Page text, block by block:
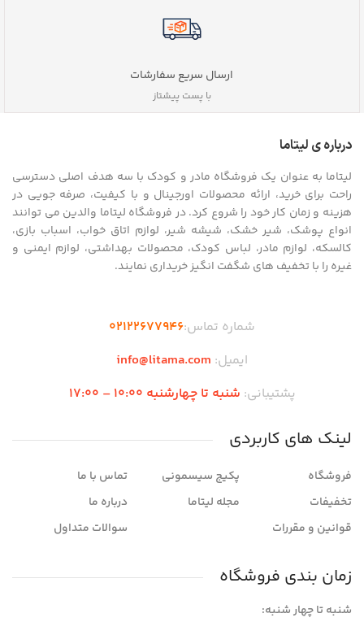
ارسال سریع سفارشات
با پست پیشتاز
درباره ی لیتاما
لیتاما به عنوان یک فروشگاه مادر و کودک با سه هدف اصلی دسترسی
راحت برای خرید، ارائه محصولات اورجینال و با کیفیت، صرفه جویی در
هزینه و زمان کار خود را شروع کرد. در فروشگاه لیتاما والدین می توانند
انواع پوشک، شیر خشک، شیشه شیر، لوازم اتاق خواب، اسباب بازی،
کالسکه، لوازم مادر، لباس کودک، محصولات بهداشتی، لوازم ایمنی و
غیره را با تخفیف های شگفت انگیز خریداری نمایند.
شماره تماس:02122677946
ایمیل: info@litama.com
پشتیبانی: شنبه تا چهارشنبه 10:00 – 17:00
لینک های کاربردی
فروشگاه
تخفیفات
قوانین و مقررات
پکیج سیسمونی
مجله لیتاما
تماس با ما
درباره ما
سوالات متداول
زمان بندی فروشگاه
شنبه تا چهار شنبه: